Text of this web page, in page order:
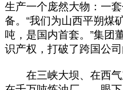
生产一个庞然大物：一
备。“我们为山西平朔煤
吨，是国内首套。”集团
识产权，打破了跨国公
在三峡大坝、在西气